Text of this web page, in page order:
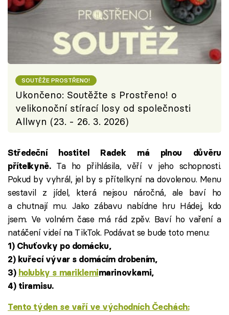
SOUTĚŽE PROSTŘENO!
Ukončeno: Soutěžte s Prostřeno! o
velikonoční stírací losy od společnosti
Allwyn (23. - 26. 3. 2026)
Středeční hostitel Radek má plnou důvěru
přítelkyně. Ta ho přihlásila, věří v jeho schopnosti.
Pokud by vyhrál, jel by s přítelkyní na dovolenou. Menu
sestavil z jídel, která nejsou náročná, ale baví ho
a chutnají mu. Jako zábavu nabídne hru Hádej, kdo
jsem. Ve volném čase má rád zpěv. Baví ho vaření a
natáčení videí na TikTok. Podávat se bude toto menu:
1) Chuťovky po domácku,
2) kuřecí vývar s domácím drobením,
3) holubky s mariklemimarinovkami,
4) tiramisu.
Tento týden se vaří ve východních Čechách: